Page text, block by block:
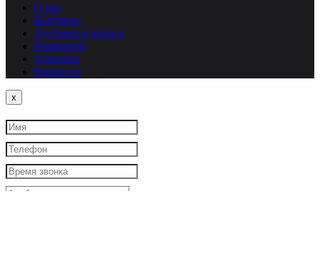
О нас
Контакты
Доставка и оплата
Реквизиты
Упаковка
Вакансии
x